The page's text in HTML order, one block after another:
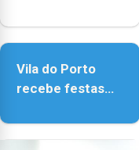
Biblioteca de Vila
Vila do Porto
recebe festas
Nossa Senhora